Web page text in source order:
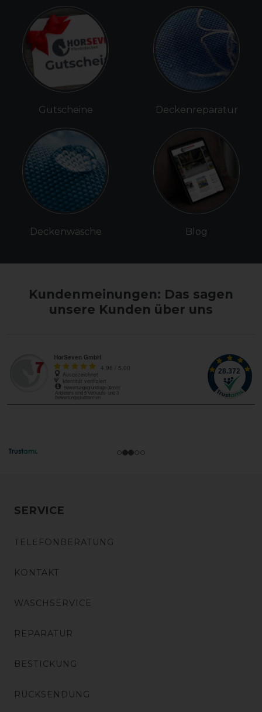
Gutscheine
Deckenwäsche
Deckenreparatur
Blog
Kundenmeinungen: Das sagen
unsere Kunden über uns
SERVICE
TELEFONBERATUNG
KONTAKT
WASCHSERVICE
REPARATUR
BESTICKUNG
RÜCKSENDUNG